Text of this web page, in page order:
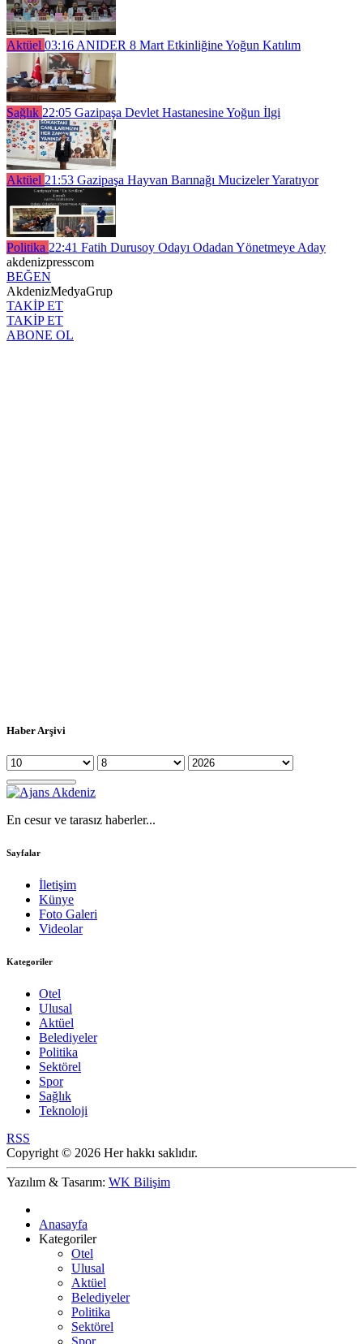
Aktüel 03:16 ANIDER 8 Mart Etkinliğine Yoğun Katılım
Sağlık 22:05 Gazipaşa Devlet Hastanesine Yoğun İlgi
Aktüel 21:53 Gazipaşa Hayvan Barınağı Mucizeler Yaratıyor
Politika 22:41 Fatih Durusoy Odayı Odadan Yönetmeye Aday
akdenizpresscom
BEĞEN
AkdenizMedyaGrup
TAKİP ET
TAKİP ET
ABONE OL
Haber Arşivi
En cesur ve tarasız haberler...
Sayfalar
İletişim
Künye
Foto Galeri
Videolar
Kategoriler
Otel
Ulusal
Aktüel
Belediyeler
Politika
Sektörel
Spor
Sağlık
Teknoloji
RSS
Copyright © 2026 Her hakkı saklıdır.
Yazılım & Tasarım: WK Bilişim
Anasayfa
Kategoriler
Otel
Ulusal
Aktüel
Belediyeler
Politika
Sektörel
Spor